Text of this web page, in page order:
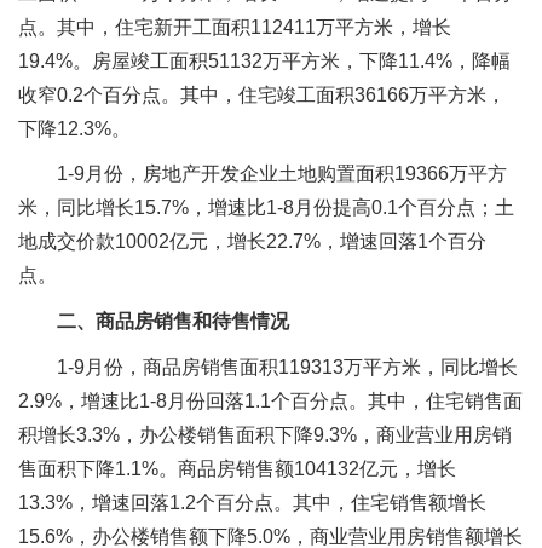
点。其中，住宅新开工面积112411万平方米，增长
19.4%。房屋竣工面积51132万平方米，下降11.4%，降幅
收窄0.2个百分点。其中，住宅竣工面积36166万平方米，
下降12.3%。
1-9月份，房地产开发企业土地购置面积19366万平方
米，同比增长15.7%，增速比1-8月份提高0.1个百分点；土
地成交价款10002亿元，增长22.7%，增速回落1个百分
点。
二、商品房销售和待售情况
1-9月份，商品房销售面积119313万平方米，同比增长
2.9%，增速比1-8月份回落1.1个百分点。其中，住宅销售面
积增长3.3%，办公楼销售面积下降9.3%，商业营业用房销
售面积下降1.1%。商品房销售额104132亿元，增长
13.3%，增速回落1.2个百分点。其中，住宅销售额增长
15.6%，办公楼销售额下降5.0%，商业营业用房销售额增长